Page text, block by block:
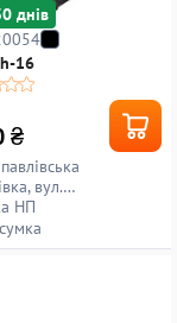
днiв
16
₴
вул.
14
НП